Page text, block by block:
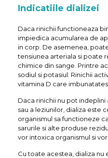
Indicatiile dializei
Daca rinichii functioneaza
impiedica acumularea de
in corp. De asemenea,
tensiunea arteriala si poate
chimice din sange. Printre
sodiul si potasiul. Rinichii
vitamina D care
Daca rinichii nu pot
sau a leziunilor, dializa este
organismul sa functioneze
sarurile si alte produse
vor intoxica organismul si
Cu toate acestea, dializa